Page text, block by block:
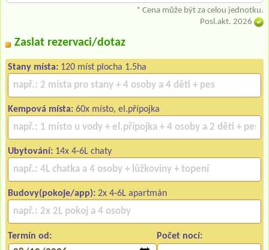
* Cena může být za celou jednotku.
Posl.akt. 2026
Zaslat rezervaci/dotaz
Stany místa: 120 míst plocha 1.5ha
Kempová místa: 60x místo, el.přípojka
Ubytování: 14x 4-6L chaty
Budovy(pokoje/app): 2x 4-6L apartmán
Termín od: Počet nocí: